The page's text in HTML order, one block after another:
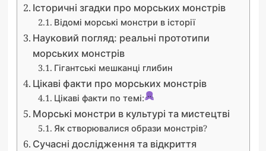
Історичні згадки про морських монстрів
Відомі морські монстри в історії
Науковий погляд: реальні прототипи
морських монстрів
Гігантські мешканці глибин
Цікаві факти про морських монстрів
Цікаві факти по темі:
Морські монстри в культурі та мистецтві
Як створювалися образи монстрів?
Сучасні дослідження та відкриття